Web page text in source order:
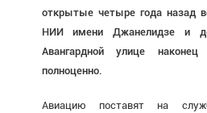
открытые четыре года назад
НИИ имени Джанелидзе и
Авангардной улице наконец
полноценно.
Авиацию поставят на